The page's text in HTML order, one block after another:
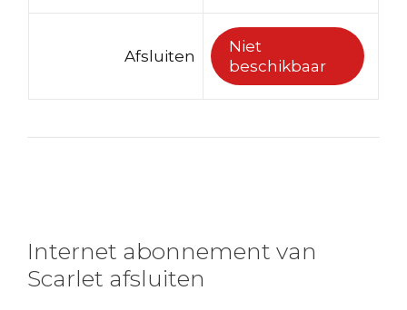
Afsluiten
Niet
beschikbaar
Internet abonnement van
Scarlet afsluiten